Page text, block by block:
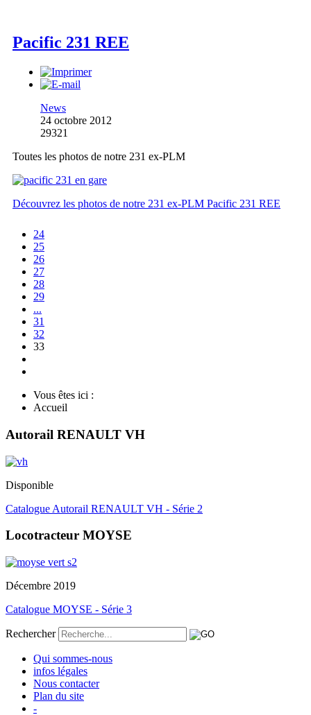
Pacific 231 REE
News
24 octobre 2012
29321
Toutes les photos de notre 231 ex-PLM
Découvrez les photos de notre 231 ex-PLM Pacific 231 REE
24
25
26
27
28
29
...
31
32
33
Vous êtes ici :
Accueil
Autorail RENAULT VH
Disponible
Catalogue Autorail RENAULT VH - Série 2
Locotracteur MOYSE
Décembre 2019
Catalogue MOYSE - Série 3
Rechercher
Qui sommes-nous
infos légales
Nous contacter
Plan du site
-